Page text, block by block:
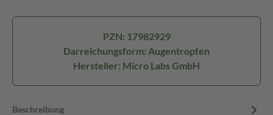
PZN: 17982929
Darreichungsform: Augentropfen
Hersteller: Micro Labs GmbH
Beschreibung